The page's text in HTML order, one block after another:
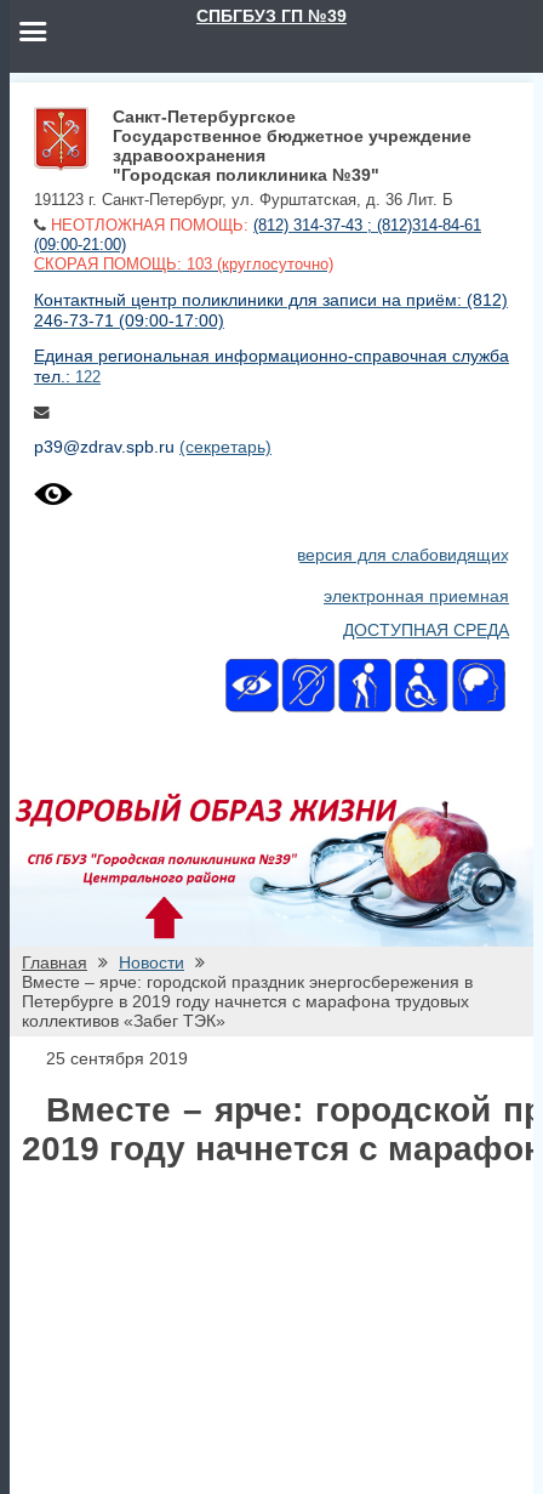
Санкт-Петербургское
Государственное бюджетное учреждение
здравоохранения
"Городская поликлиника №39"
191123 г. Санкт-Петербург, ул. Фурштатская, д. 36 Лит. Б
НЕОТЛОЖНАЯ ПОМОЩЬ: (812) 314-37-43 ; (812)314-84-61
(09:00-21:00)
СКОРАЯ ПОМОЩЬ: 103 (круглосуточно)
Контактный центр поликлиники для записи на приём: (812)
246-73-71 (09:00-17:00)
Единая региональная информационно-справочная служба
тел.: 122
p39@zdrav.spb.ru (секретарь)
версия для слабовидящих
электронная приемная
ДОСТУПНАЯ СРЕДА
Главная
Новости
Вместе – ярче: городской праздник энергосбережения в
Петербурге в 2019 году начнется с марафона трудовых
коллективов «Забег ТЭК»
25 сентября 2019
Вместе – ярче: городской
2019 году начнется с
СПБГБУЗ ГП №39